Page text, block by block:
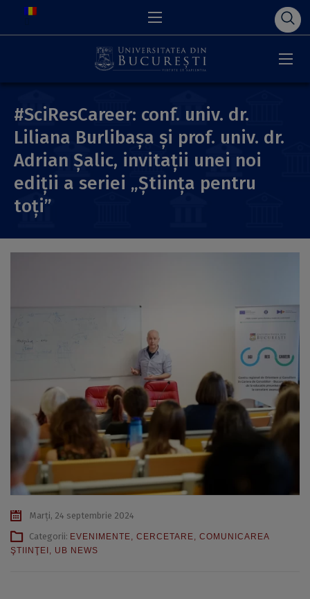
#SciResCareer: conf. univ. dr.
Liliana Burlibașa și prof. univ. dr.
Adrian Șalic, invitații unei noi
ediții a seriei „Știința pentru
toți”
Marți, 24 septembrie 2024
Categorii: EVENIMENTE, CERCETARE, COMUNICAREA
ŞTIINŢEI , UB NEWS